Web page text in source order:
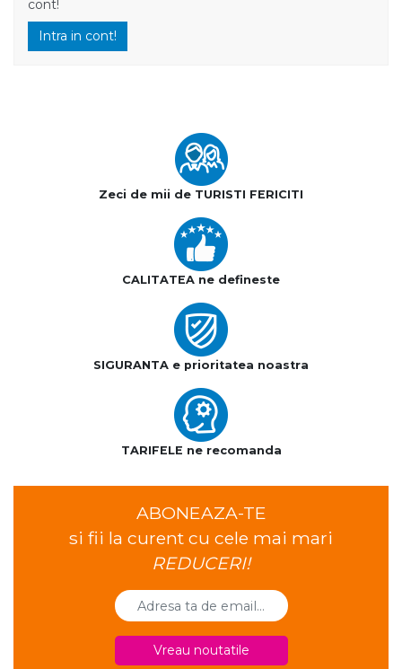
cont!
Intra in cont!
Zeci de mii de TURISTI FERICITI
CALITATEA ne defineste
SIGURANTA e prioritatea noastra
TARIFELE ne recomanda
ABONEAZA-TE
si fii la curent cu cele mai mari
REDUCERI!
Vreau noutatile